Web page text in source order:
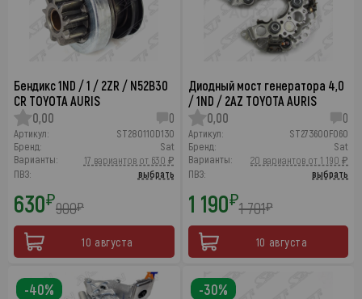
Бендикс 1ND / 1 / 2ZR / N52B30
CR TOYOTA AURIS
0,00
0
Артикул:
ST280110D130
Бренд:
Sat
Варианты:
17 вариантов от 630 ₽
ПВЗ:
выбрать
630₽900₽
10 августа
Диодный мост генератора 4,0
/ 1ND / 2AZ TOYOTA AURIS
0,00
0
Артикул:
ST273600F060
Бренд:
Sat
Варианты:
20 вариантов от 1 190 ₽
ПВЗ:
выбрать
1 190₽1 701₽
10 августа
-40% -30%